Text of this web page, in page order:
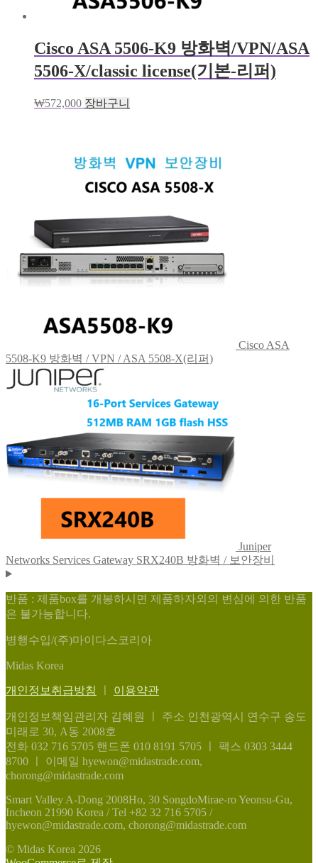
Cisco ASA 5506-K9 방화벽/VPN/ASA
5506-X/classic license(기본-리퍼)
₩572,000 장바구니
Cisco ASA
5508-K9 방화벽 / VPN / ASA 5508-X(리퍼)
Juniper
Networks Services Gateway SRX240B 방화벽 / 보안장비
반품 : 제품box를 개봉하시면 제품하자외의 변심에 의한 반품
은 불가능합니다.
병행수입/(주)마이다스코리아
Midas Korea
개인정보취급방침 이용약관
개인정보책임관리자 김혜원
주소 인천광역시 연수구 송도
미래로 30, A동 2008호
전화 032 716 5705 핸드폰 010 8191 5705
팩스 0303 3444
8700
이메일 hyewon@midastrade.com,
chorong@midastrade.com
Smart Valley A-Dong 2008Ho, 30 SongdoMirae-ro Yeonsu-Gu,
Incheon 21990 Korea / Tel +82 32 716 5705 /
hyewon@midastrade.com, chorong@midastrade.com
© Midas Korea 2026